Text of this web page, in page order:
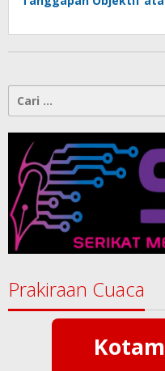
Konspirasi Melanggar
untuk:
Prakiraan Cuaca